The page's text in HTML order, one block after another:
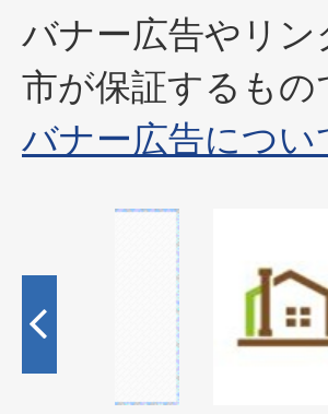
バナー広告やリ
市が保証するも
バナー広告につい
枚
目
の